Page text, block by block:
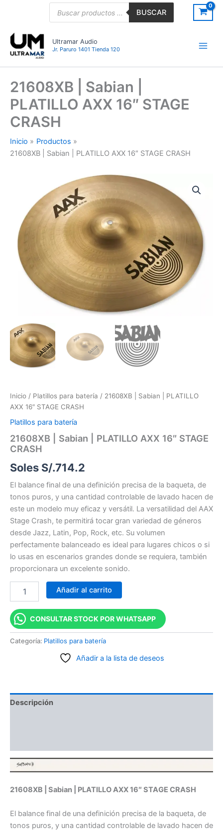
BUSCAR
Ultramar Audio
Jr. Paruro 1401 Tienda 120
21608XB | Sabian |
PLATILLO AXX 16″ STAGE
CRASH
Inicio
Productos
21608XB | Sabian | PLATILLO AXX 16″ STAGE CRASH
Inicio / Platillos para batería / 21608XB | Sabian | PLATILLO
AXX 16″ STAGE CRASH
Platillos para batería
21608XB | Sabian | PLATILLO AXX 16″ STAGE
CRASH
Soles S/.714.2
El balance final de una definición precisa de la baqueta, de
tonos puros, y una cantidad controlable de lavado hacen de
este un modelo muy eficaz y versátil. La versatilidad del AAX
Stage Crash, te permitirá tocar gran variedad de géneros
desde Jazz, Latin, Pop, Rock, etc. Su volumen
perfectamente balanceado es ideal para lugares chicos o si
lo usas en escenarios grandes donde se requiera, también
proporcionara un excelente sonido.
PLATILLO
AXX
16"
STAGE
CRASH
cantidad
Añadir al carrito
CONSULTAR STOCK POR WHATSAPP
Categoría: Platillos para batería
Añadir a la lista de deseos
Descripción
21608XB | Sabian | PLATILLO AXX 16″ STAGE CRASH
El balance final de una definición precisa de la baqueta, de
tonos puros, y una cantidad controlable de lavado hacen de